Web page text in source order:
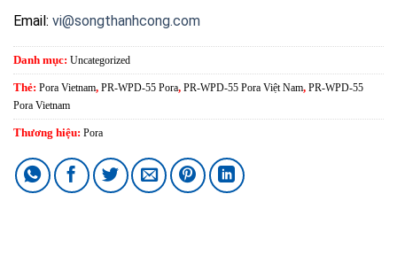
Email: vi@songthanhcong.com
Danh mục: Uncategorized
Thẻ: Pora Vietnam, PR-WPD-55 Pora, PR-WPD-55 Pora Việt Nam, PR-WPD-55
Pora Vietnam
Thương hiệu: Pora